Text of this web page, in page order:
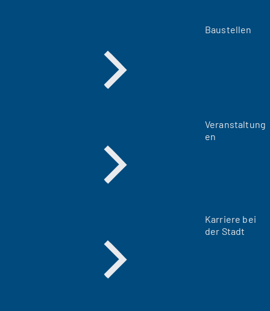
Baustellen
Veranstaltung
en
Karriere bei
der Stadt